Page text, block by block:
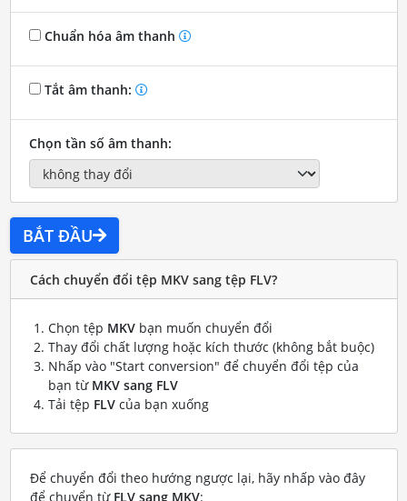
Chuẩn hóa âm thanh
Tắt âm thanh:
Chọn tần số âm thanh:
BẮT ĐẦU
Cách chuyển đổi tệp MKV sang tệp FLV?
Chọn tệp MKVbạn muốn chuyển đổi
Thay đổi chất lượng hoặc kích thước (không bắt buộc)
Nhấp vào "Start conversion" để chuyển đổi tệp của
bạn từ MKV sang FLV
Tải tệp FLVcủa bạn xuống
Để chuyển đổi theo hướng ngược lại, hãy nhấp vào đây
để chuyển từ FLV sang MKV: